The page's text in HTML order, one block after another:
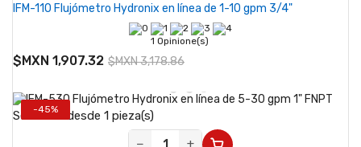
IFM-110 Flujómetro Hydronix en línea de 1-10 gpm 3/4"
1 Opinione(s)
$MXN 1,907.32 $MXN 3,178.86
-45%
Se vende desde 1 pieza(s)
−
+